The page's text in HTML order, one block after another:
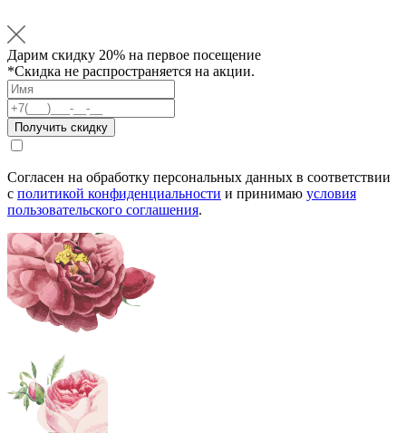
Дарим скидку 20% на первое посещение
*Скидка не распространяется на акции.
Согласен на обработку персональных данных в соответствии
с политикой конфиденциальности и принимаю условия
пользовательского соглашения.